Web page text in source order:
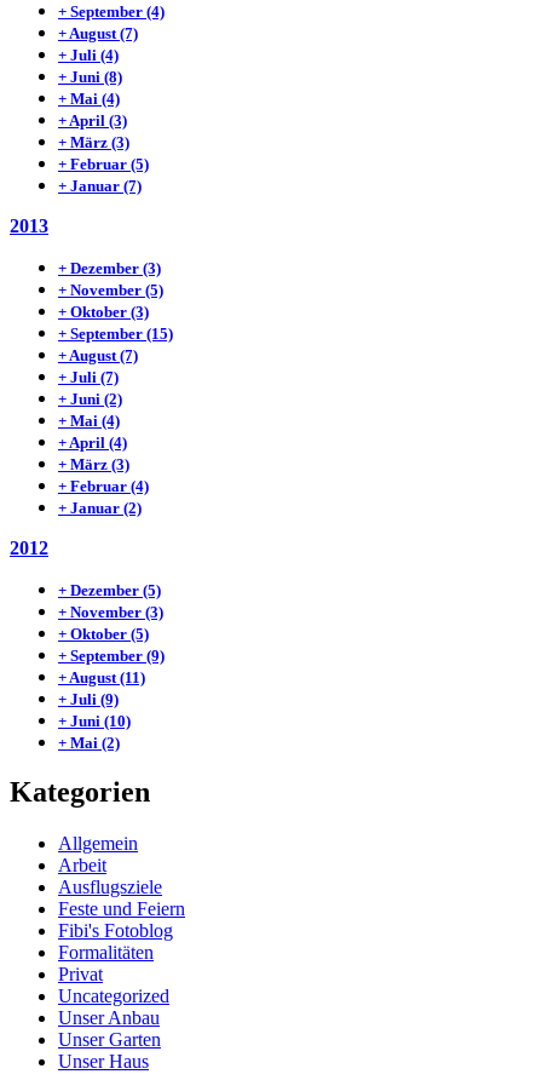
+ September (4)
+ August (7)
+ Juli (4)
+ Juni (8)
+ Mai (4)
+ April (3)
+ März (3)
+ Februar (5)
+ Januar (7)
2013
+ Dezember (3)
+ November (5)
+ Oktober (3)
+ September (15)
+ August (7)
+ Juli (7)
+ Juni (2)
+ Mai (4)
+ April (4)
+ März (3)
+ Februar (4)
+ Januar (2)
2012
+ Dezember (5)
+ November (3)
+ Oktober (5)
+ September (9)
+ August (11)
+ Juli (9)
+ Juni (10)
+ Mai (2)
Kategorien
Allgemein
Arbeit
Ausflugsziele
Feste und Feiern
Fibi's Fotoblog
Formalitäten
Privat
Uncategorized
Unser Anbau
Unser Garten
Unser Haus